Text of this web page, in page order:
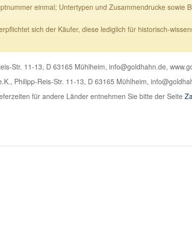
einmal; Untertypen und Zusammendrucke sowie
sich der Käufer, diese lediglich für historisch-
Str. 11-13, D 63165 Mühlheim, info@goldhahn.de,
Philipp-Reis-Str. 11-13, D 63165 Mühlheim,
für andere Länder entnehmen Sie bitte der Seite